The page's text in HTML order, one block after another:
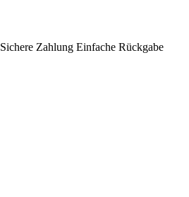
Sichere Zahlung Einfache Rückgabe